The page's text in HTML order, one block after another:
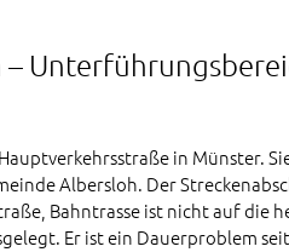
in Münster.
Albersloh. Der
Bahntrasse ist nicht auf die
Er ist ein Dauerproblem